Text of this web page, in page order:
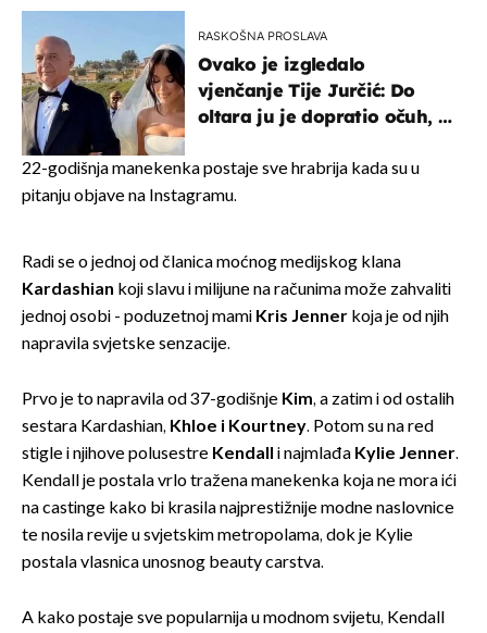
RASKOŠNA PROSLAVA
Ovako je izgledalo
vjenčanje Tije Jurčić: Do
oltara ju je dopratio očuh, a
22-godišnja manekenka postaje sve hrabrija kada su u
pitanju objave na Instagramu.
Radi se o jednoj od članica moćnog medijskog klana
Kardashian koji slavu i milijune na računima može zahvaliti
jednoj osobi - poduzetnoj mami Kris Jenner koja je od njih
napravila svjetske senzacije.
Prvo je to napravila od 37-godišnje Kim, a zatim i od ostalih
sestara Kardashian, Khloe i Kourtney. Potom su na red
stigle i njihove polusestre Kendall i najmlađa Kylie Jenner.
Kendall je postala vrlo tražena manekenka koja ne mora ići
na castinge kako bi krasila najprestižnije modne naslovnice
te nosila revije u svjetskim metropolama, dok je Kylie
postala vlasnica unosnog beauty carstva.
A kako postaje sve popularnija u modnom svijetu, Kendall